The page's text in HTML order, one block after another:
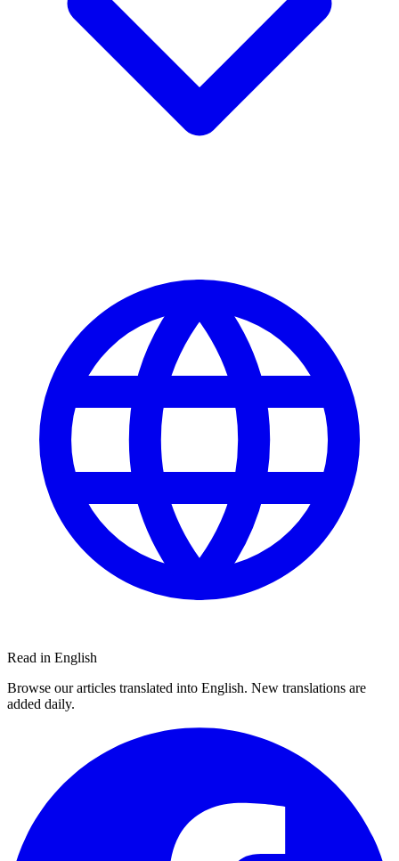
Read in English
Browse our articles translated into English. New translations are
added daily.